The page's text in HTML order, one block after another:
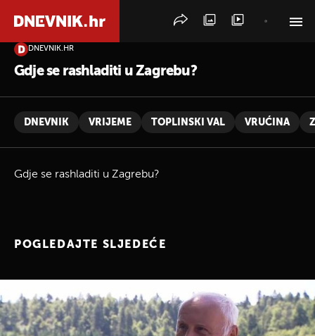
DNEVNIK.HR
Gdje se rashladiti u Zagrebu?
DNEVNIK VRIJEME TOPLINSKI VAL VRUĆINA
Gdje se rashladiti u Zagrebu?
POGLEDAJTE SLJEDEĆE
PRETRAŽITE VIJESTI